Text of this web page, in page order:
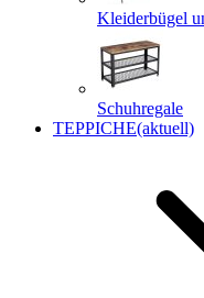
Kleiderbügel
Schuhregale
TEPPICHE(aktuell)